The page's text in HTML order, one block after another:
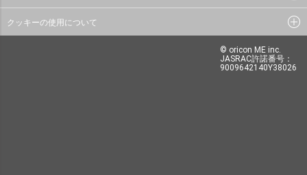
クッキーの使用について
© oricon ME inc.
JASRAC許諾番号：
9009642140Y38026